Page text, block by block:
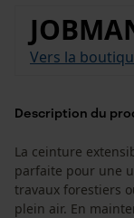
Vers la
Description du
La ceinture
parfaite pour une
travaux forestiers
plein air. En